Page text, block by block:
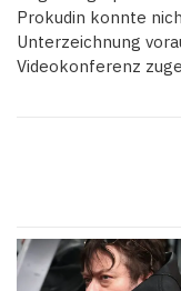
Prokudin konnte
Unterzeichnung
Videokonferenz